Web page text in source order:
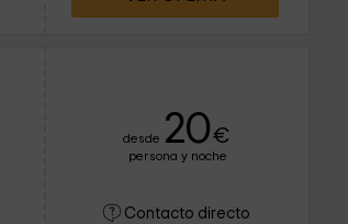
desde 20€
persona y noche
Contacto directo